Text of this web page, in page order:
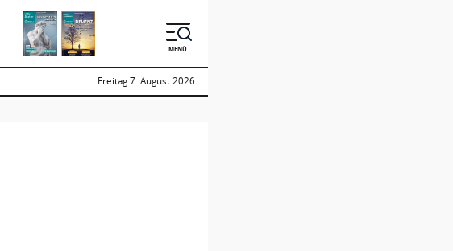
MENÜ
Freitag 7. August 2026